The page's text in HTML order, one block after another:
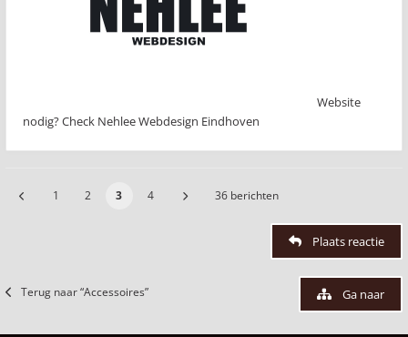
Website
nodig? Check Nehlee Webdesign Eindhoven
1 2 3 4 36 berichten
Plaats reactie
Terug naar “Accessoires” Ga naar